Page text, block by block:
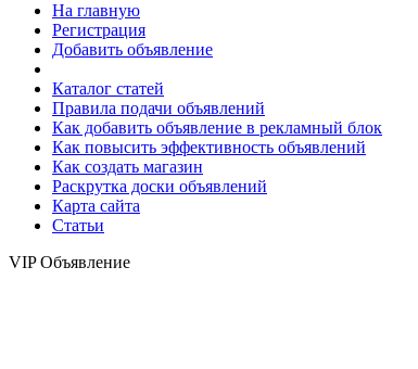
На главную
Регистрация
Добавить объявление
Каталог статей
Правила подачи объявлений
Как добавить объявление в рекламный блок
Как повысить эффективность объявлений
Как создать магазин
Раскрутка доски объявлений
Карта сайта
Статьи
VIP Объявление